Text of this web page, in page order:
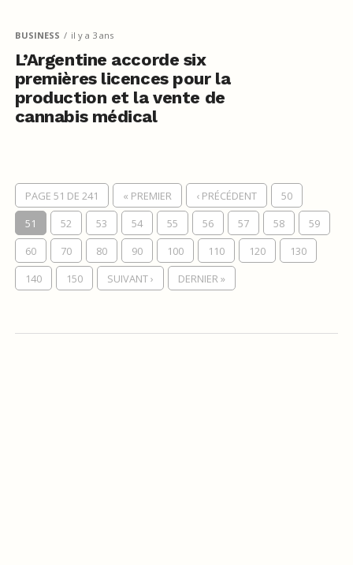
BUSINESS il y a 3 ans
L’Argentine accorde six
premières licences pour la
production et la vente de
cannabis médical
PAGE 51 DE 241 « PREMIER ‹ PRÉCÉDENT
50
51
52 53 54 55 56 57 58
59
60
70 80 90 100 110 120
130
140
150 SUIVANT › DERNIER »